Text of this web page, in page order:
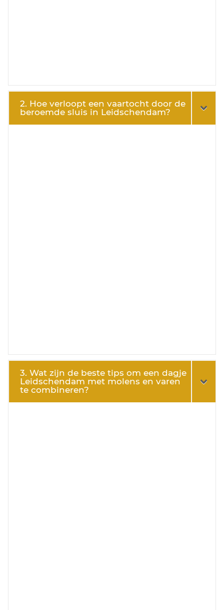
2. Hoe verloopt een vaartocht door de
beroemde sluis in Leidschendam?
3. Wat zijn de beste tips om een dagje
Leidschendam met molens en varen
te combineren?